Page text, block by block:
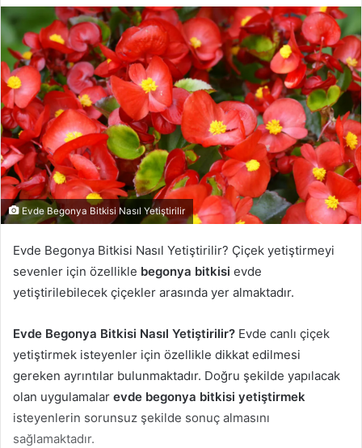
posta
göndermek
Evde Begonya Bitkisi Nasıl Yetiştirilir
Evde Begonya Bitkisi Nasıl Yetiştirilir? Çiçek yetiştirmeyi
sevenler için özellikle begonya bitkisi evde
yetiştirilebilecek çiçekler arasında yer almaktadır.
Evde Begonya Bitkisi Nasıl Yetiştirilir? Evde canlı çiçek
yetiştirmek isteyenler için özellikle dikkat edilmesi
gereken ayrıntılar bulunmaktadır. Doğru şekilde yapılacak
olan uygulamalar evde begonya bitkisi yetiştirmek
isteyenlerin sorunsuz şekilde sonuç almasını
sağlamaktadır.